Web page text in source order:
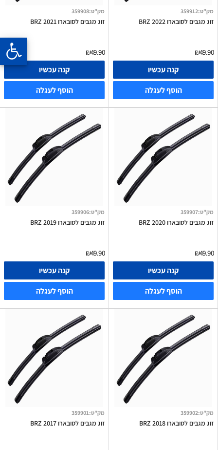
מק"ט:
359912
זוג מגבים לסובארו BRZ 2022
₪49.90
קנה עכשיו
הוסף לעגלה
מק"ט:
359908
זוג מגבים לסובארו BRZ 2021
₪49.90
קנה עכשיו
הוסף לעגלה
מק"ט:
359907
זוג מגבים לסובארו BRZ 2020
₪49.90
קנה עכשיו
הוסף לעגלה
מק"ט:
359906
זוג מגבים לסובארו BRZ 2019
₪49.90
קנה עכשיו
הוסף לעגלה
מק"ט:
359902
זוג מגבים לסובארו BRZ 2018
מק"ט:
359901
זוג מגבים לסובארו BRZ 2017